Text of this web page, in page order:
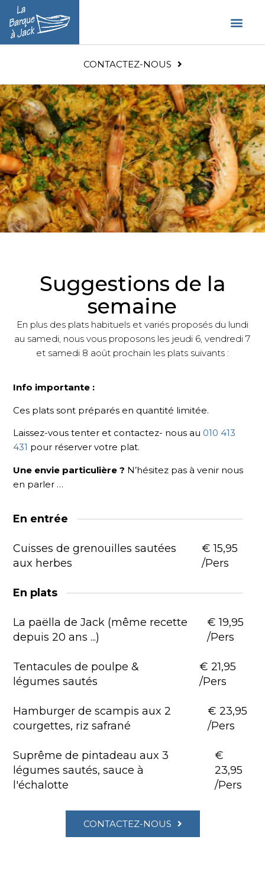
CONTACTEZ-NOUS
Suggestions de la
semaine
En plus des plats habituels et variés proposés du lundi
au samedi, nous vous proposons les jeudi 6, vendredi 7
et samedi 8 août prochain les plats suivants :
Info importante :
Ces plats sont préparés en quantité limitée.
Laissez-vous tenter et contactez- nous au 010 413
431 pour réserver votre plat.
Une envie particulière ? N’hésitez pas à venir nous
en parler …
En entrée
Cuisses de grenouilles sautées
aux herbes
€ 15,95
/pers
En plats
La paëlla de Jack (même recette
depuis 20 ans ...)
€ 19,95
/Pers
Tentacules de poulpe &
légumes sautés
€ 21,95
/Pers
Hamburger de scampis aux 2
courgettes, riz safrané
€ 23,95
/Pers
Suprême de pintadeau aux 3
légumes sautés, sauce à
l'échalotte
€
23,95
/Pers
CONTACTEZ-NOUS